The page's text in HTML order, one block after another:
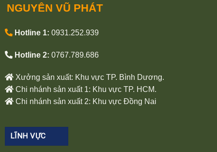
NGUYÊN VŨ PHÁT
Hotline 1: 0931.252.939
Hotline 2: 0767.789.686
Xưởng sản xuất: Khu vực TP. Bình Dương.
Chi nhánh sản xuất 1: Khu vực TP. HCM.
Chi nhánh sản xuất 2: Khu vực Đồng Nai
LĨNH VỰC